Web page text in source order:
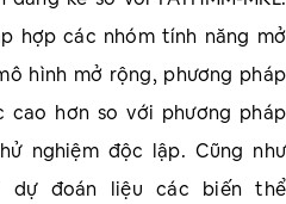
hợp các nhóm tính năng mở
hình mở rộng, phương pháp
cao hơn so với phương pháp
nghiệm độc lập. Cũng như
XF dự đoán liệu các biến thể